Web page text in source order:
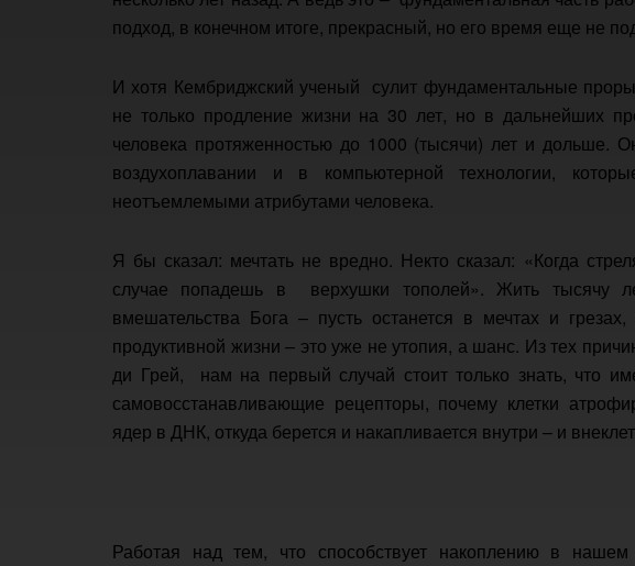
подход, в конечном итоге, прекрасный, но его время еще не
И хотя Кембриджский ученый сулит фундаментальные
не только продление жизни на 30 лет, но в дальнейших
человека протяженностью до 1000 (тысячи) лет и дольше.
воздухоплавании и в компьютерной технологии,
неотъемлемыми атрибутами человека.
Я бы сказал: мечтать не вредно. Некто сказал: «Когда
случае попадешь в верхушки тополей». Жить тысячу
вмешательства Бога – пусть останется в мечтах и
продуктивной жизни – это уже не утопия, а шанс. Из тех
ди Грей, нам на первый случай стоит только знать, что
самовосстанавливающие рецепторы, почему клетки
ядер в ДНК, откуда берется и накапливается внутри – и
Работая над тем, что способствует накоплению в нашем